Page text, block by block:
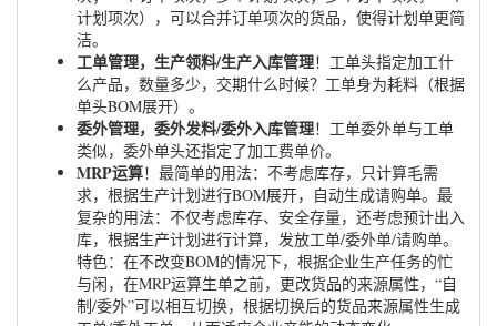
计划项次），可以合并订单项次的货品，使得计划单更简
洁。
工单管理，生产领料/生产入库管理！工单头指定加工什
么产品，数量多少，交期什么时候？工单身为耗料（根据
单头BOM展开）。
委外管理，委外发料/委外入库管理！工单委外单与工单
类似，委外单头还指定了加工费单价。
MRP运算！最简单的用法：不考虑库存，只计算毛需
求，根据生产计划进行BOM展开，自动生成请购单。最
复杂的用法：不仅考虑库存、安全存量，还考虑预计出入
库，根据生产计划进行计算，发放工单/委外单/请购单。
特色：在不改变BOM的情况下，根据企业生产任务的忙
与闲，在MRP运算生单之前，更改货品的来源属性，“自
制/委外”可以相互切换，根据切换后的货品来源属性生成